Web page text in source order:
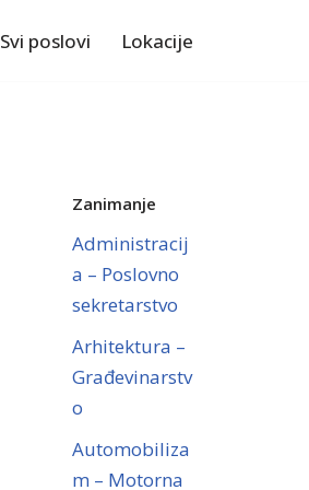
Svi poslovi Lokacije
Zanimanje
Administracij
a – Poslovno
sekretarstvo
Arhitektura –
Građevinarstv
o
Automobiliza
m – Motorna